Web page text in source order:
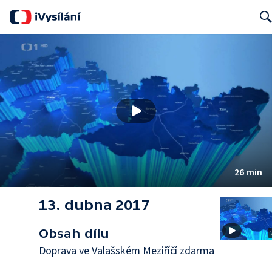
26 min
13. dubna 2017
Obsah dílu
Doprava ve Valašském Meziříčí zdarma